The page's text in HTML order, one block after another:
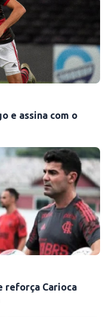
e assina com o
reforça Carioca